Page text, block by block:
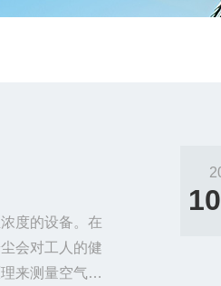
度的设备。在
会对工人的健
来测量空气中